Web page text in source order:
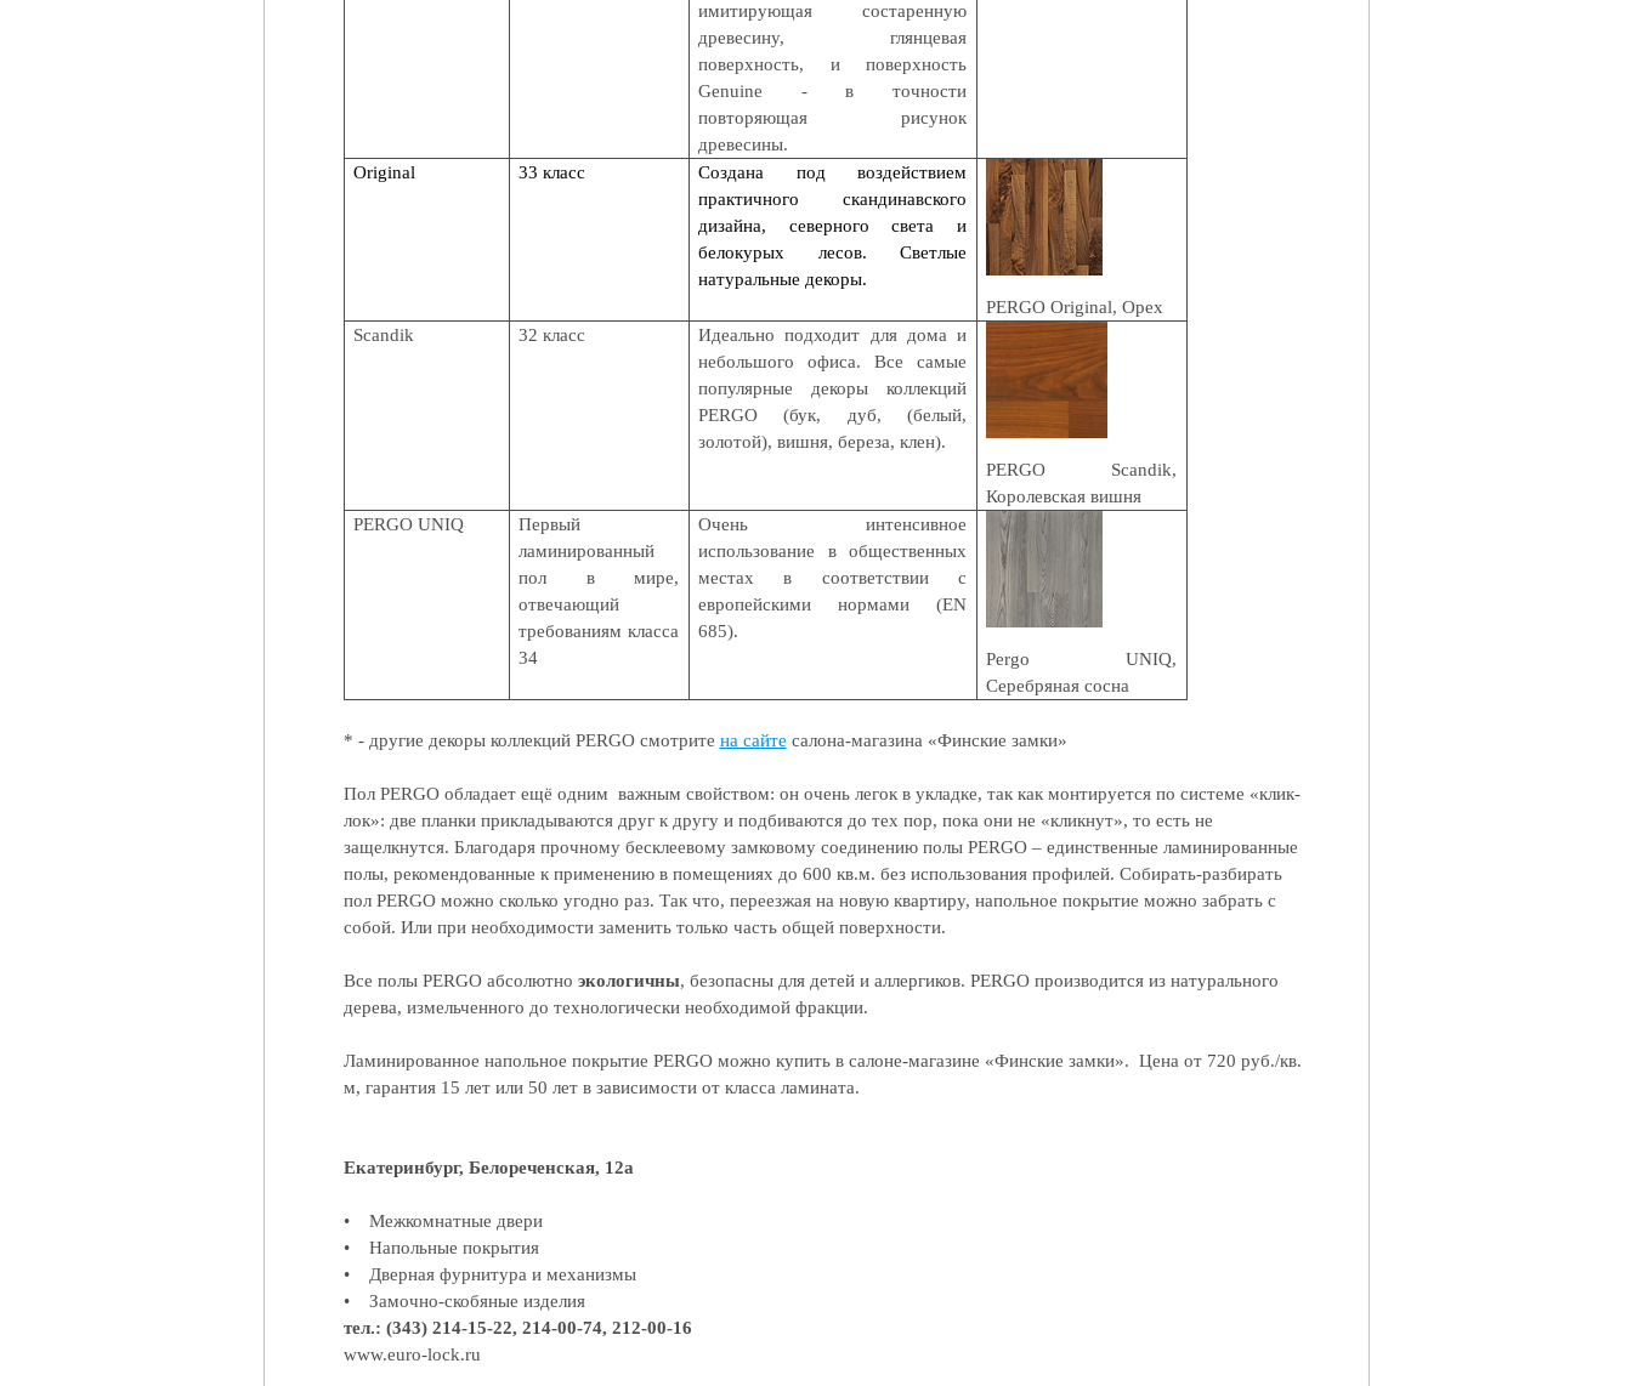
имитирующая состаренную
древесину, глянцевая
поверхность, и поверхность
Genuine - в точности
повторяющая рисунок
древесины.
Original 33 класс
Создана под воздействием
практичного скандинавского
дизайна, северного света и
белокурых лесов. Светлые
натуральные декоры.
PERGO Original, Орех
Scandik
32 класс
Идеально подходит для дома и
небольшого офиса. Все самые
популярные декоры коллекций
PERGO
(бук, дуб, (белый,
золотой), вишня, береза, клен).
PERGO Scandik,
Королевская вишня
PERGO UNIQ
Первый
ламинированный
пол в мире,
отвечающий
требованиям класса
34
Очень интенсивное
использование в общественных
местах в соответствии с
европейскими нормами (EN
685).
Pergo UNIQ,
Серебряная сосна
* - другие декоры коллекций PERGO смотрите на сайте салона-магазина «Финские замки»
Пол PERGO обладает ещё одним важным свойством: он очень легок в укладке, так как монтируется по системе «клик-
лок»: две планки прикладываются друг к другу и подбиваются до тех пор, пока они не «кликнут», то есть не
защелкнутся. Благодаря прочному бесклеевому замковому соединению полы PERGO – единственные ламинированные
полы, рекомендованные к применению в помещениях до 600 кв.м. без использования профилей. Собирать-разбирать
пол PERGO можно сколько угодно раз. Так что, переезжая на новую квартиру, напольное покрытие можно забрать с
собой. Или при необходимости заменить только часть общей поверхности.
Все полы PERGO абсолютно экологичны, безопасны для детей и аллергиков. PERGO производится из натурального
дерева, измельченного до технологически необходимой фракции.
Ламинированное напольное покрытие PERGO можно купить в салоне-магазине «Финские замки». Цена от 720 руб./кв.
м, гарантия 15 лет или 50 лет в зависимости от класса ламината.
Екатеринбург, Белореченская, 12а
• Межкомнатные двери
• Напольные покрытия
• Дверная фурнитура и механизмы
• Замочно-скобяные изделия
тел.: (343) 214-15-22, 214-00-74, 212-00-16
www.euro-lock.ru